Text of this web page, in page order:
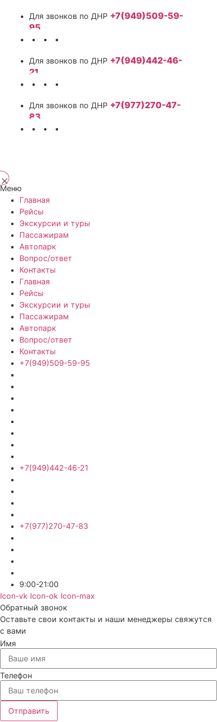
+7(949)509-59-
95
+7(949)442-46-
21
+7(977)270-47-
83
Меню
Главная
Рейсы
Экскурсии и туры
Пассажирам
Автопарк
Вопрос/ответ
Контакты
Главная
Рейсы
Экскурсии и туры
Пассажирам
Автопарк
Вопрос/ответ
Контакты
+7(949)509-59-95
+7(949)442-46-21
+7(977)270-47-83
9:00-21:00
Icon-vk Icon-ok Icon-max
Обратный звонок
Оставьте свои контакты и наши менеджеры свяжутся
с вами
Имя
Телефон
Отправить